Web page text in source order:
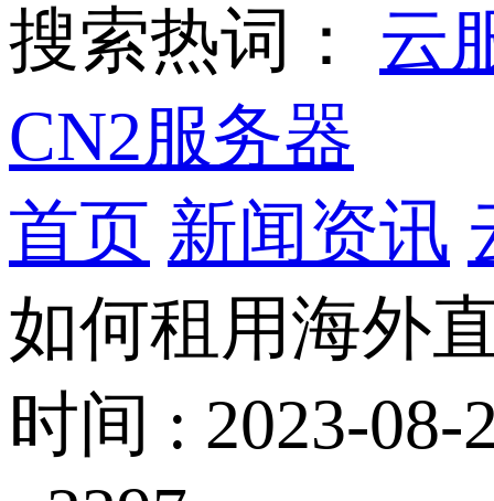
搜索热词： 云
CN2服务器
首页 新闻资讯
如何租用海外
时间 : 2023-08-